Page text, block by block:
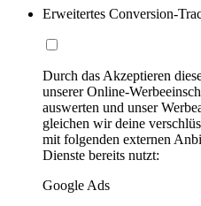
Erweitertes Conversion-
Durch das Akzeptieren
unserer Online-
auswerten und unser
gleichen wir deine
mit folgenden externen
Dienste bereits nutzt:
Google Ads